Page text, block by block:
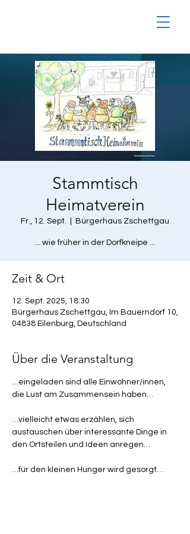
Stammtisch
Heimatverein
Fr., 12. Sept. Bürgerhaus Zschettgau
... wie früher in der Dorfkneipe ...
Zeit & Ort
12. Sept. 2025, 18:30
Bürgerhaus Zschettgau, Im Bauerndorf 10,
04838 Eilenburg, Deutschland
Über die Veranstaltung
…eingeladen sind alle Einwohner/innen,
die Lust am Zusammensein haben…
…vielleicht etwas erzählen, sich
austauschen über interessante Dinge in
den Ortsteilen und Ideen anregen…
…für den kleinen Hunger wird gesorgt…